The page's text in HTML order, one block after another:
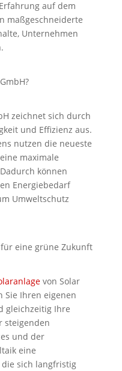
auf dem
maßgeschneiderte
Unternehmen
zeichnet sich durch
und Effizienz aus.
nutzen die neueste
maximale
können
Energiebedarf
Umweltschutz
eine grüne Zukunft
von Solar
Sie Ihren eigenen
gleichzeitig Ihre
steigenden
und der
eine
sich langfristig